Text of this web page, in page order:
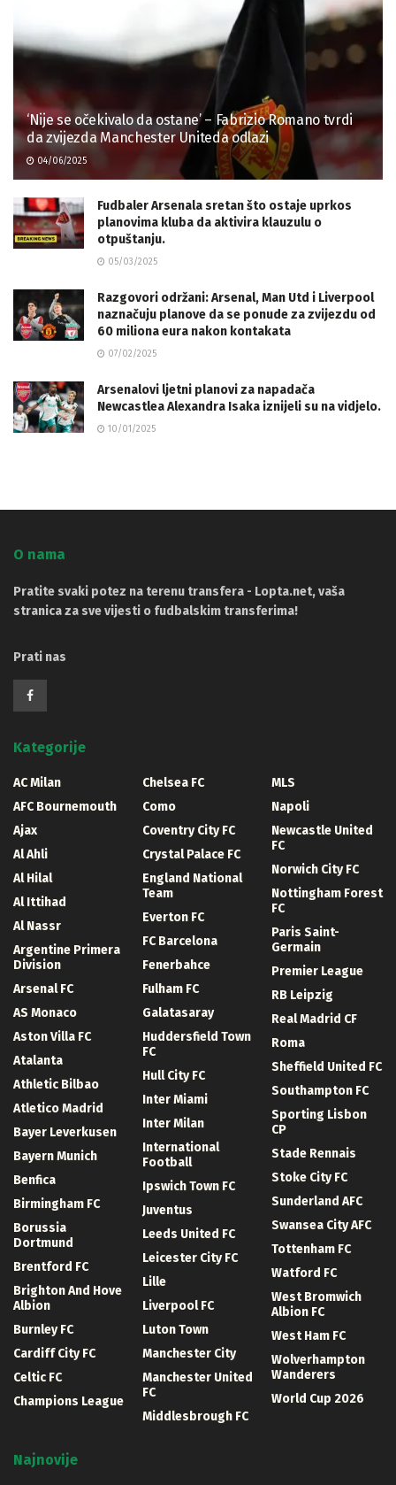
‘Nije se očekivalo da ostane’ – Fabrizio Romano tvrdi
da zvijezda Manchester Uniteda odlazi
04/06/2025
Fudbaler Arsenala sretan što ostaje uprkos
planovima kluba da aktivira klauzulu o
otpuštanju.
05/03/2025
Razgovori održani: Arsenal, Man Utd i Liverpool
naznačuju planove da se ponude za zvijezdu od
60 miliona eura nakon kontakata
07/02/2025
Arsenalovi ljetni planovi za napadača
Newcastlea Alexandra Isaka iznijeli su na vidjelo.
10/01/2025
O nama
Pratite svaki potez na terenu transfera - Lopta.net, vaša
stranica za sve vijesti o fudbalskim transferima!
Prati nas
Kategorije
AC Milan
AFC Bournemouth
Ajax
Al Ahli
Al Hilal
Al Ittihad
Al Nassr
Argentine Primera
Division
Arsenal FC
AS Monaco
Aston Villa FC
Atalanta
Athletic Bilbao
Atletico Madrid
Bayer Leverkusen
Bayern Munich
Benfica
Birmingham FC
Borussia
Dortmund
Brentford FC
Brighton And Hove
Albion
Burnley FC
Cardiff City FC
Celtic FC
Champions League
Chelsea FC
Como
Coventry City FC
Crystal Palace FC
England National
Team
Everton FC
FC Barcelona
Fenerbahce
Fulham FC
Galatasaray
Huddersfield Town
FC
Hull City FC
Inter Miami
Inter Milan
International
Football
Ipswich Town FC
Juventus
Leeds United FC
Leicester City FC
Lille
Liverpool FC
Luton Town
Manchester City
Manchester United
FC
Middlesbrough FC
MLS
Napoli
Newcastle United
FC
Norwich City FC
Nottingham Forest
FC
Paris Saint-
Germain
Premier League
RB Leipzig
Real Madrid CF
Roma
Sheffield United FC
Southampton FC
Sporting Lisbon
CP
Stade Rennais
Stoke City FC
Sunderland AFC
Swansea City AFC
Tottenham FC
Watford FC
West Bromwich
Albion FC
West Ham FC
Wolverhampton
Wanderers
World Cup 2026
Najnovije